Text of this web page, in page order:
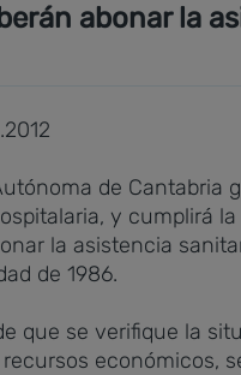
abonar la
de Cantabria
y cumplirá
la asistencia
de 1986.
que se verifique la
económicos,